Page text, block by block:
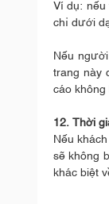
Ví dụ: nếu
chỉ dưới
Nếu
trang này
cáo
12. Thời
Nếu
sẽ không
khác biệt